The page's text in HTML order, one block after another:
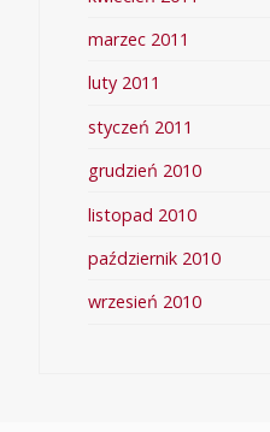
marzec 2011
luty 2011
styczeń 2011
grudzień 2010
listopad 2010
październik 2010
wrzesień 2010